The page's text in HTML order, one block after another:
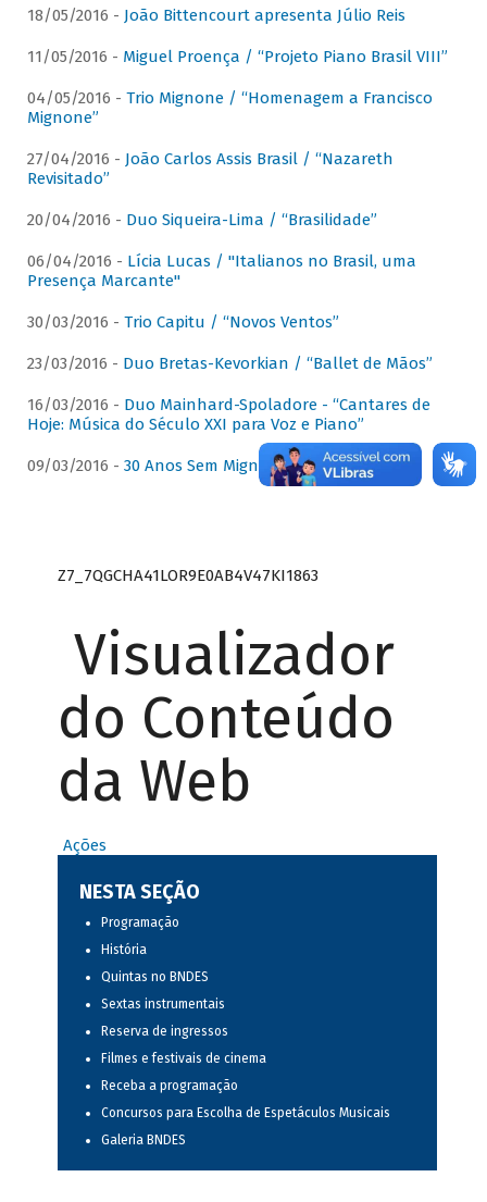
18/05/2016 - João Bittencourt apresenta Júlio Reis
11/05/2016 - Miguel Proença / “Projeto Piano Brasil VIII”
04/05/2016 - Trio Mignone / “Homenagem a Francisco
Mignone”
27/04/2016 - João Carlos Assis Brasil / “Nazareth
Revisitado”
20/04/2016 - Duo Siqueira-Lima / “Brasilidade”
06/04/2016 - Lícia Lucas / "Italianos no Brasil, uma
Presença Marcante"
30/03/2016 - Trio Capitu / “Novos Ventos”
23/03/2016 - Duo Bretas-Kevorkian / “Ballet de Mãos”
16/03/2016 - Duo Mainhard-Spoladore - “Cantares de
Hoje: Música do Século XXI para Voz e Piano”
09/03/2016 - 30 Anos Sem Mignone
Z7_7QGCHA41LOR9E0AB4V47KI1863
Visualizador
do Conteúdo
da Web
Ações
NESTA SEÇÃO
Programação
História
Quintas no BNDES
Sextas instrumentais
Reserva de ingressos
Filmes e festivais de cinema
Receba a programação
Concursos para Escolha de Espetáculos Musicais
Galeria BNDES